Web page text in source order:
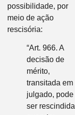
possibilidade, por
meio de ação
rescisória:
“Art. 966. A
decisão de
mérito,
transitada em
julgado, pode
ser rescindida